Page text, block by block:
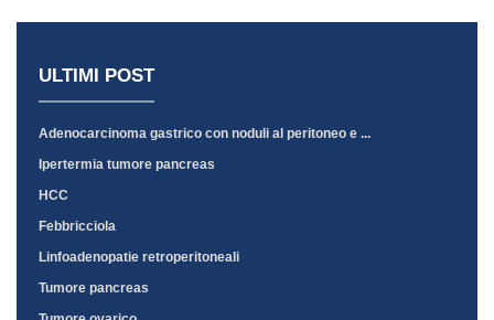
ULTIMI POST
Adenocarcinoma gastrico con noduli al peritoneo e ...
Ipertermia tumore pancreas
HCC
Febbricciola
Linfoadenopatie retroperitoneali
Tumore pancreas